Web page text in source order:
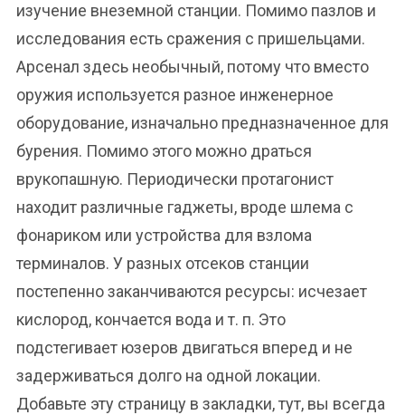
изучение внеземной станции. Помимо пазлов и
исследования есть сражения с пришельцами.
Арсенал здесь необычный, потому что вместо
оружия используется разное инженерное
оборудование, изначально предназначенное для
бурения. Помимо этого можно драться
врукопашную. Периодически протагонист
находит различные гаджеты, вроде шлема с
фонариком или устройства для взлома
терминалов. У разных отсеков станции
постепенно заканчиваются ресурсы: исчезает
кислород, кончается вода и т. п. Это
подстегивает юзеров двигаться вперед и не
задерживаться долго на одной локации.
Добавьте эту страницу в закладки, тут, вы всегда